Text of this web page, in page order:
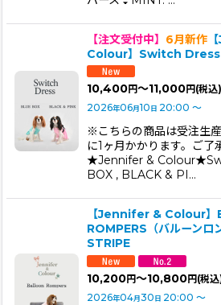
【注文受付中】 6月新作
Colour】Switch Dress
10,400円～11,000円 (税込)
2026年06月10 日 20:00 ～
※こちらの商品は受注生
に1ヶ月かかります。ご了
★Jennifer &
BOX , BLACK & PI…
【Jennifer & Colour
ROMPERS（バルーンロ
STRIPE
10,200円～10,800円 (税
2026年04月30日 20:00 ～